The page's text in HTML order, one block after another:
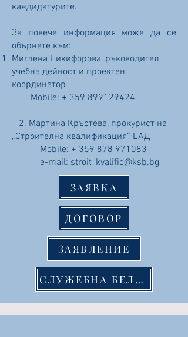
кандидатурите.
За повече информация може да се
обърнете към:
Миглена Никифорова, ръководител
учебна дейност и проектен
координатор
Mobile: + 359 899129424
2. Мартина Кръстева, прокурист на
„Строителна квалификация“ ЕАД
Mobile: + 359 878 971083
e-mail: stroit_kvalific@ksb.bg
ЗАЯВКА
ДОГОВОР
ЗАЯВЛЕНИЕ
СЛУЖЕБНА БЕЛЕЖКА